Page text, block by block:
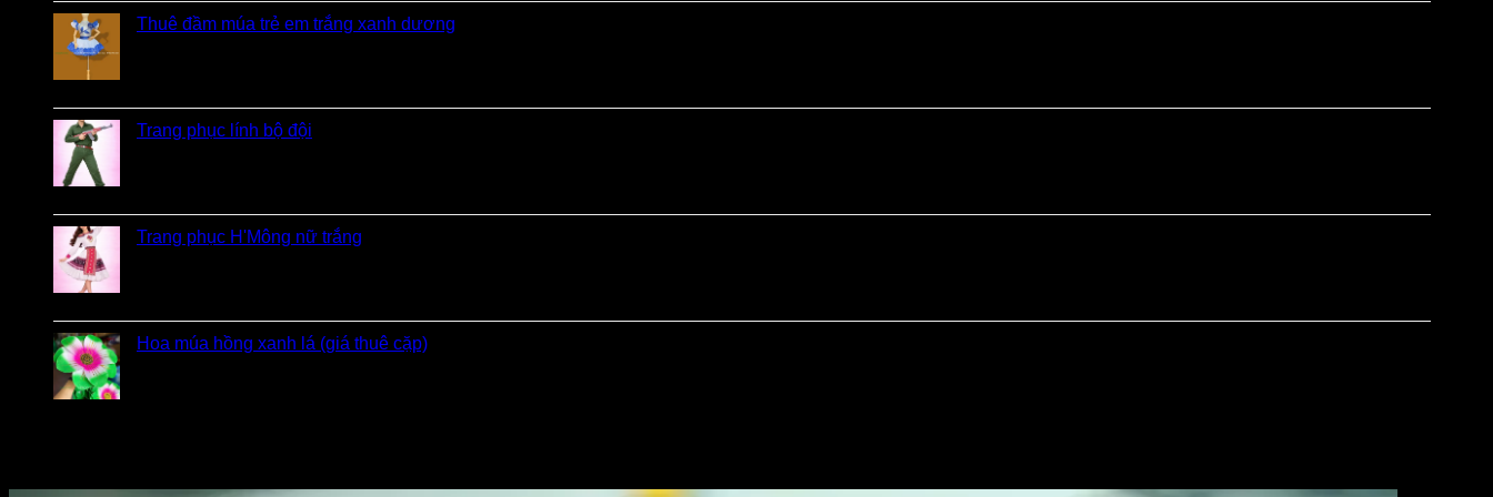
Thuê đầm múa trẻ em trắng xanh dương
Trang phục lính bộ đội
Trang phục H'Mông nữ trắng
Hoa múa hồng xanh lá (giá thuê cặp)